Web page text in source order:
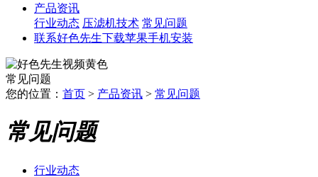
产品资讯
行业动态 压滤机技术 常见问题
联系好色先生下载苹果手机安装
常见问题
您的位置： 首页 > 产品资讯 > 常见问题
常见问题
行业动态